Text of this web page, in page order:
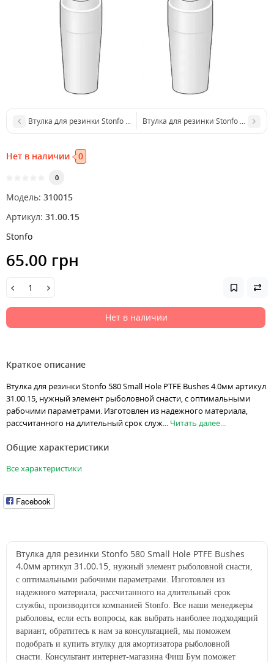
Втулка для резинки Stonfo 580 Small Hole PTFE Bushes 3.6мм
Втулка для резинки Stonfo 3-0S
Нет в наличии 0
0
Модель: 310015
Артикул: 31.00.15
Stonfo
65.00 грн
Нет в наличии
Краткое описание
Втулка для резинки Stonfo 580 Small Hole PTFE Bushes 4.0мм артикул
31.00.15, нужный элемент рыболовной снасти, с оптимальными
рабочими параметрами. Изготовлен из надежного материала,
рассчитанного на длительный срок служ... Читать далее...
Общие характеристики
Все характеристики
Facebook
Втулка для резинки Stonfo 580 Small Hole PTFE Bushes
4.0мм артикул 31.00.15, нужный элемент рыболовной снасти,
с оптимальными рабочими параметрами. Изготовлен из
надежного материала, рассчитанного на длительный срок
службы, производится компанией Stonfo. Все наши менеджеры
рыболовы, если есть вопросы, как выбрать наиболее подходящий
вариант, обратитесь к нам за консультацией, мы поможем
подобрать и купить втулку для амортизатора рыболовной
снасти. Консультант интернет-магазина Фиш Бум поможет